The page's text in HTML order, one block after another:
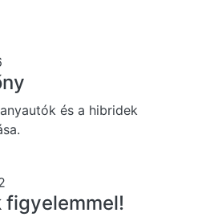
és a hibridek
figyelemmel!